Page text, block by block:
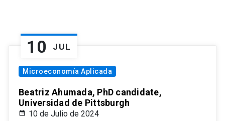
10 JUL
Microeconomía Aplicada
Beatriz Ahumada, PhD candidate,
Universidad de Pittsburgh
10 de Julio de 2024